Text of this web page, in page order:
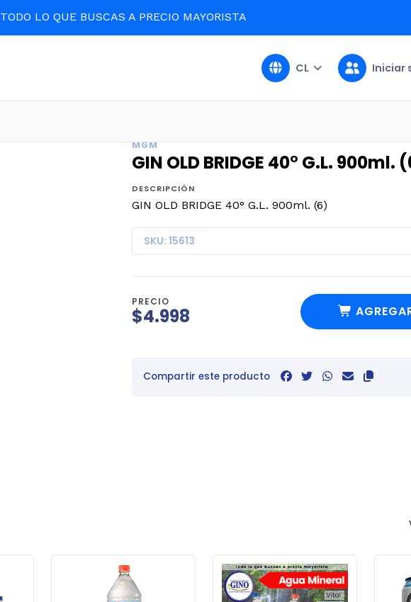
TODO LO QUE BUSCAS A PRECIO MAYORISTA
CL Iniciar
MGM
GIN OLD BRIDGE 40° G.L. 900ml.
DESCRIPCIÓN
GIN OLD BRIDGE 40° G.L. 900ml. (6)
SKU: 15613
PRECIO
$4.998
Compartir este producto